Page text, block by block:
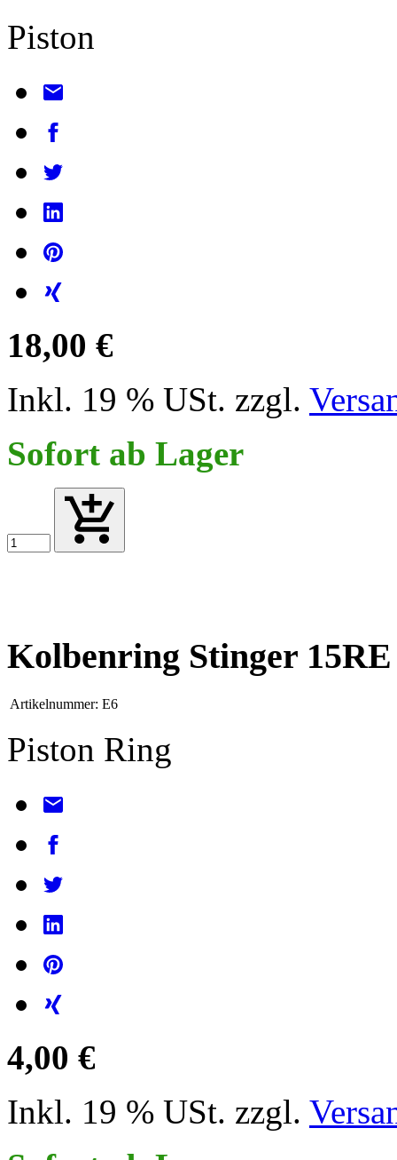
Piston
18,00 €
Inkl. 19 % USt. zzgl.
Sofort ab Lager
Kolbenring Stinger 15RE
Artikelnummer: E6
Piston Ring
4,00 €
Inkl. 19 % USt. zzgl.